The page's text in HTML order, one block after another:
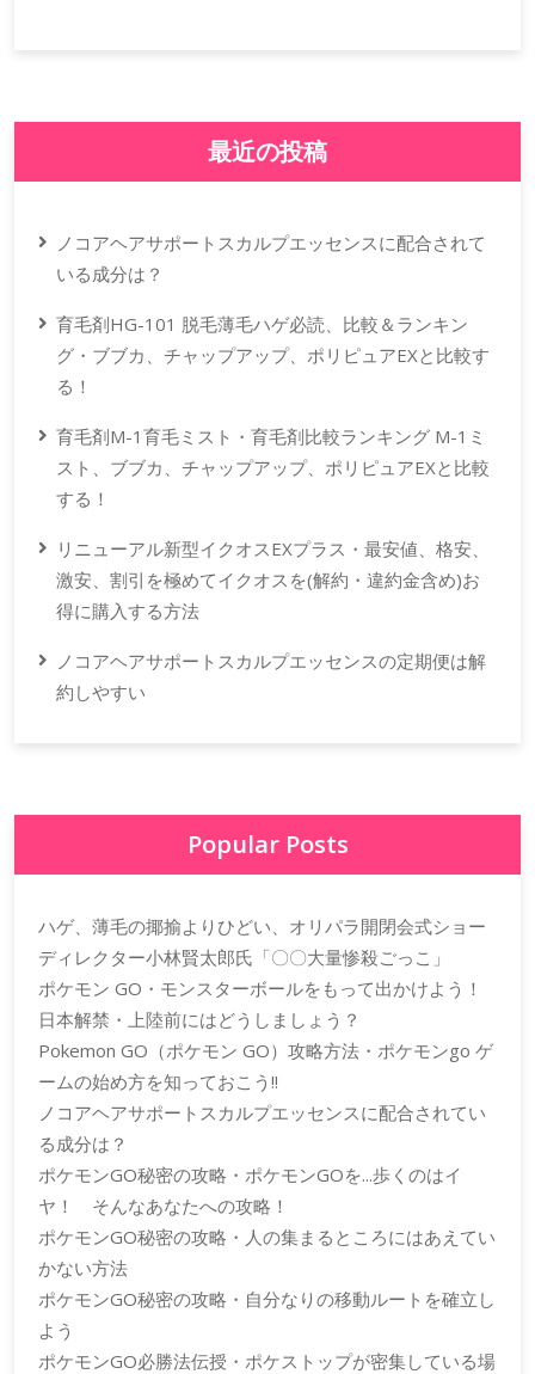
最近の投稿
ノコアヘアサポートスカルプエッセンスに配合されて
いる成分は？
育毛剤HG-101 脱毛薄毛ハゲ必読、比較＆ランキン
グ・ブブカ、チャップアップ、ポリピュアEXと比較す
る！
育毛剤M-1育毛ミスト・育毛剤比較ランキング M-1ミ
スト、ブブカ、チャップアップ、ポリピュアEXと比較
する！
リニューアル新型イクオスEXプラス・最安値、格安、
激安、割引を極めてイクオスを(解約・違約金含め)お
得に購入する方法
ノコアヘアサポートスカルプエッセンスの定期便は解
約しやすい
Popular Posts
ハゲ、薄毛の揶揄よりひどい、オリパラ開閉会式ショー
ディレクター小林賢太郎氏「〇〇大量惨殺ごっこ」
ポケモン GO・モンスターボールをもって出かけよう！
日本解禁・上陸前にはどうしましょう？
Pokemon GO（ポケモン GO）攻略方法・ポケモンgo ゲ
ームの始め方を知っておこう!!
ノコアヘアサポートスカルプエッセンスに配合されてい
る成分は？
ポケモンGO秘密の攻略・ポケモンGOを...歩くのはイ
ヤ！ そんなあなたへの攻略！
ポケモンGO秘密の攻略・人の集まるところにはあえてい
かない方法
ポケモンGO秘密の攻略・自分なりの移動ルートを確立し
よう
ポケモンGO必勝法伝授・ポケストップが密集している場